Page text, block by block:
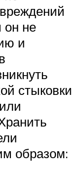
он не
и
стыковки
образом: